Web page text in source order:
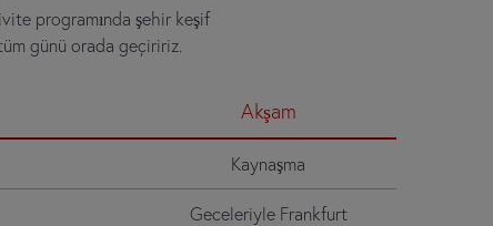
programında şehir keşif
günü orada geçiririz.
Akşam
Kaynaşma
Geceleriyle Frankfurt